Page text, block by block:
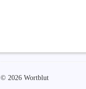
© 2026 Wortblut